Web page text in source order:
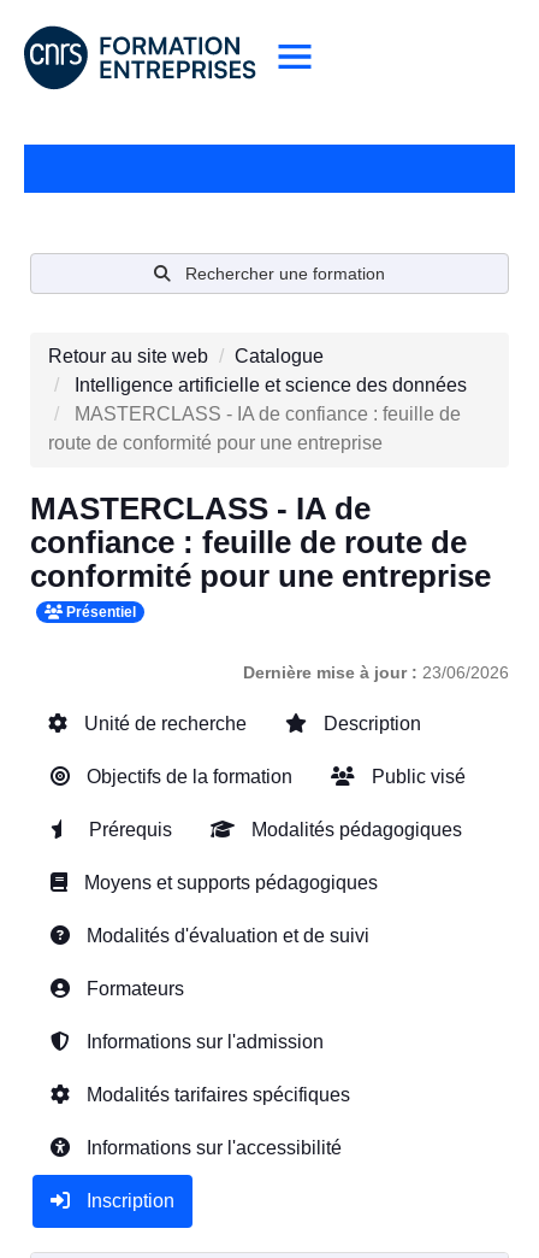
Rechercher une formation
Retour au site web
Catalogue
Intelligence artificielle et science des données
MASTERCLASS - IA de confiance : feuille de
route de conformité pour une entreprise
MASTERCLASS - IA de
confiance : feuille de route de
conformité pour une entreprise
Présentiel
Dernière mise à jour : 23/06/2026
Unité de recherche Description
Objectifs de la formation Public visé
Prérequis Modalités pédagogiques
Moyens et supports pédagogiques
Modalités d'évaluation et de suivi
Formateurs
Informations sur l'admission
Modalités tarifaires spécifiques
Informations sur l'accessibilité
Inscription